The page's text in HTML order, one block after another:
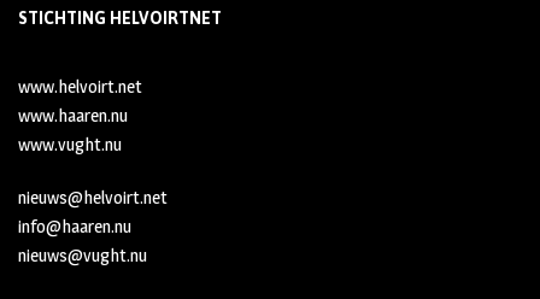
STICHTING HELVOIRTNET
www.helvoirt.net
www.haaren.nu
www.vught.nu
nieuws@helvoirt.net
info@haaren.nu
nieuws@vught.nu